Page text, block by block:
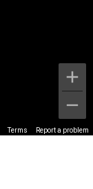
Terms Report a problem